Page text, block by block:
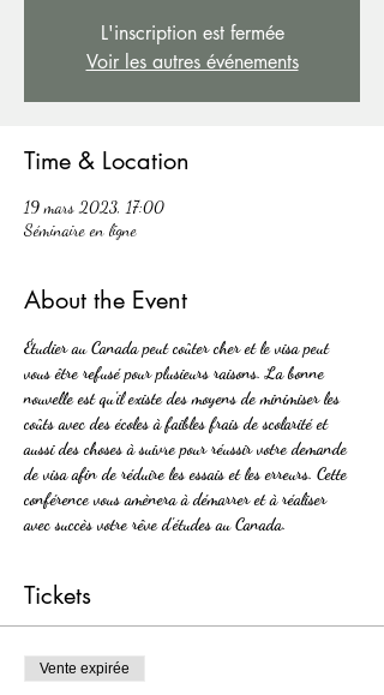
L'inscription est fermée
Voir les autres événements
Time & Location
19 mars 2023, 17:00
Séminaire en ligne
About the Event
Étudier au Canada peut coûter cher et le visa peut
vous être refusé pour plusieurs raisons. La bonne
nouvelle est qu'il existe des moyens de minimiser les
coûts avec des écoles à faibles frais de scolarité et
aussi des choses à suivre pour réussir votre demande
de visa afin de réduire les essais et les erreurs. Cette
conférence vous amènera à démarrer et à réaliser
avec succès votre rêve d'études au Canada.
Tickets
Vente expirée